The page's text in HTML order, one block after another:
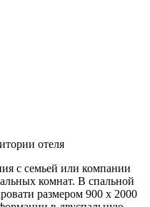
отеля
с семьей или компании
комнат. В спальной
размером 900 х 2000